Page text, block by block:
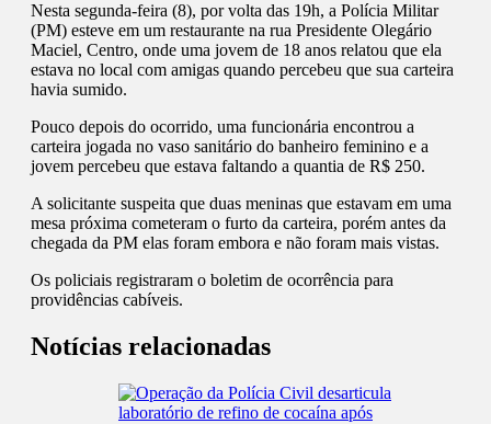
Nesta segunda-feira (8), por volta das 19h, a Polícia Militar
(PM) esteve em um restaurante na rua Presidente Olegário
Maciel, Centro, onde uma jovem de 18 anos relatou que ela
estava no local com amigas quando percebeu que sua carteira
havia sumido.
Pouco depois do ocorrido, uma funcionária encontrou a
carteira jogada no vaso sanitário do banheiro feminino e a
jovem percebeu que estava faltando a quantia de R$ 250.
A solicitante suspeita que duas meninas que estavam em uma
mesa próxima cometeram o furto da carteira, porém antes da
chegada da PM elas foram embora e não foram mais vistas.
Os policiais registraram o boletim de ocorrência para
providências cabíveis.
Notícias relacionadas